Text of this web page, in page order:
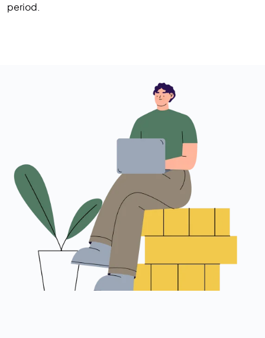
period.